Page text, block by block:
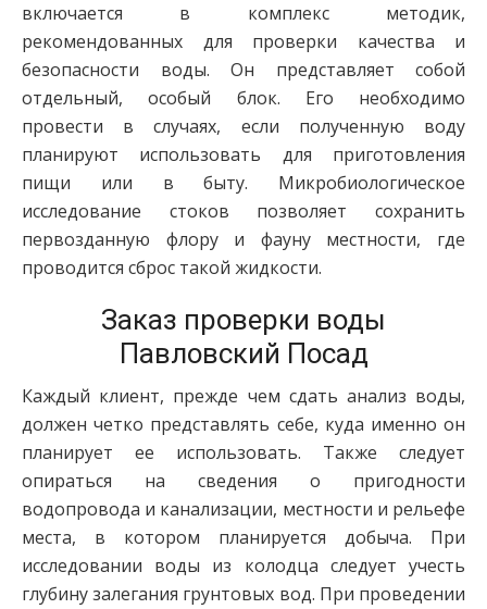
включается в комплекс методик,
рекомендованных для проверки качества и
безопасности воды. Он представляет собой
отдельный, особый блок. Его необходимо
провести в случаях, если полученную воду
планируют использовать для приготовления
пищи или в быту. Микробиологическое
исследование стоков позволяет сохранить
первозданную флору и фауну местности, где
проводится сброс такой жидкости.
Заказ проверки воды
Павловский Посад
Каждый клиент, прежде чем сдать анализ воды,
должен четко представлять себе, куда именно он
планирует ее использовать. Также следует
опираться на сведения о пригодности
водопровода и канализации, местности и рельефе
места, в котором планируется добыча. При
исследовании воды из колодца следует учесть
глубину залегания грунтовых вод. При проведении